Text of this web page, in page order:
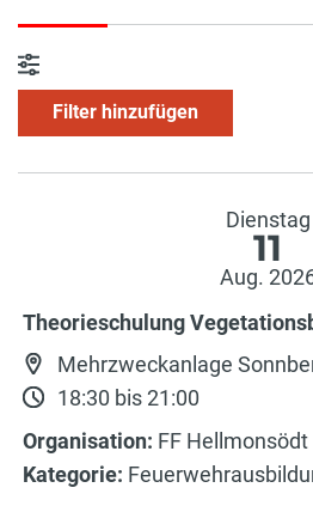
Filter hinzufügen
Dienstag
11
Aug.
Theorieschulung
Mehrzweckanlage
18:30 bis 21:00
Organisation: FF Hellmonsödt
Kategorie: